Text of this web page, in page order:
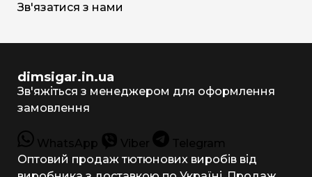
Зв'язатися з нами
dimsigar.in.ua
Зв'яжіться з менеджером для оформлення
замовлення
WhatsApp Viber
Telegram
Оптовий продаж тютюнових виробів від